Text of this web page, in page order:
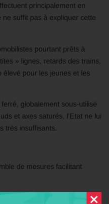
principalement en
suffit pas à expliquer cette
pourtant prêts à
» lignes, retards des trains,
élevé pour les jeunes et les
globalement sous-utilisé
et axes saturés, l’Etat ne lui
très insuffisants.
de mesures facilitant
doit desservir l’ensemble du